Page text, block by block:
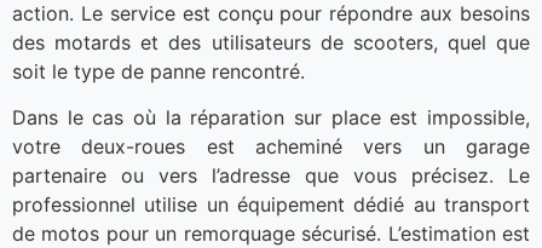
action. Le service est conçu pour répondre aux besoins
des motards et des utilisateurs de scooters, quel que
soit le type de panne rencontré.
Dans le cas où la réparation sur place est impossible,
votre deux-roues est acheminé vers un garage
partenaire ou vers l’adresse que vous précisez. Le
professionnel utilise un équipement dédié au transport
de motos pour un remorquage sécurisé. L’estimation est